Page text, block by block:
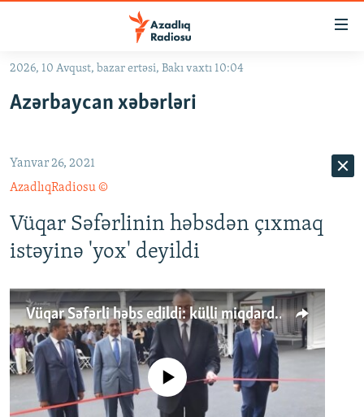
Əsas
qayıt
qayıt
Axtarışa
QANUNI DOĞRU
ARAŞDIRMA
MULTIMEDIA
VIDEO
FOTOQALEREYA
İNFOQRAFIKA
KARIKATURA
RADIO ARXIV
OXU ZALI
AZƏRBAYCAN ƏDƏBIYYATI KITABXANASI
İSLAM VƏ DEMOKRATIYA
HAQQIMIZDA
MISSIYAMIZ
PEŞƏ ETIKASI VƏ JURNALISTIKA STANDARTLARIMIZ
BIZI IZLƏ
2026, 10 Avqust, bazar ertəsi, Bakı vaxtı 10:04
Azərbaycan xəbərləri
Yanvar 26, 2021
AzadlıqRadiosu ©
Vüqar Səfərlinin həbsdən çıxmaq
istəyinə 'yox' deyildi
Vüqar Səfərli həbs edildi: külli miqdarda mənimsəmə
No media source currently available